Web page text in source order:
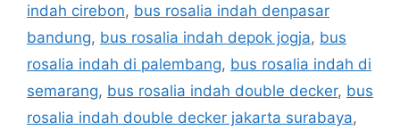
indah cirebon, bus rosalia indah denpasar
bandung, bus rosalia indah depok jogja, bus
rosalia indah di palembang, bus rosalia indah di
semarang, bus rosalia indah double decker, bus
rosalia indah double decker jakarta surabaya,